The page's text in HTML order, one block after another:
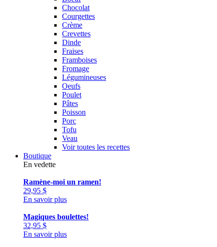
Chocolat
Courgettes
Crème
Crevettes
Dinde
Fraises
Framboises
Fromage
Légumineuses
Oeufs
Poulet
Pâtes
Poisson
Porc
Tofu
Veau
Voir toutes les recettes
Boutique
En vedette
Ramène-moi un ramen!
29,95 $
En savoir plus
Magiques boulettes!
32,95 $
En savoir plus